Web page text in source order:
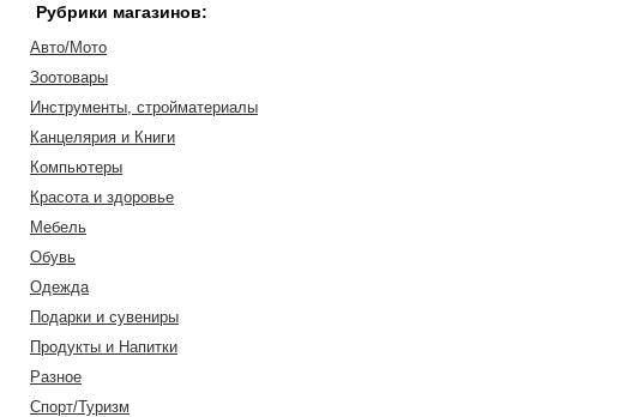
Рубрики магазинов:
Авто/Мото
Зоотовары
Инструменты, стройматериалы
Канцелярия и Книги
Компьютеры
Красота и здоровье
Мебель
Обувь
Одежда
Подарки и сувениры
Продукты и Напитки
Разное
Спорт/Туризм